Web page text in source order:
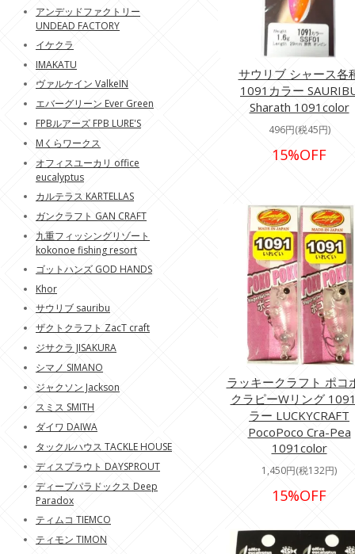
サウリブ シャース各
1091カラー
Sharath 1091color
496円(税45円)
15%OFF
ラッキークラフト ポコ
クラピーWリング
ラー LUCKYCRAFT
PocoPoco Cra-Pea
1091color
1,450円(税132円)
15%OFF
アンデッドファクトリー
UNDEAD FACTORY
イケクラ
IMAKATU
ヴァルケイン ValkeIN
エバーグリーン Ever Green
FPBルアーズ FPB LURE'S
Mくらワークス
オフィスユーカリ office
eucalyptus
カルテラス KARTELLAS
ガンクラフト GAN CRAFT
九重フィッシングリゾート
kokonoe fishing resort
ゴットハンズ GOD HANDS
Khor
サウリブ sauribu
ザクトクラフト ZacT craft
ジサクラ JISAKURA
シマノ SIMANO
ジャクソン Jackson
スミス SMITH
ダイワ DAIWA
タックルハウス TACKLE HOUSE
ディスプラウト DAYSPROUT
ディープパラドックス Deep
Paradox
ティムコ TIEMCO
ティモン TIMON